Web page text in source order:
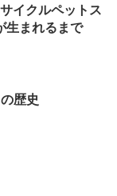
イクルペットス
生まれるまで
歴史